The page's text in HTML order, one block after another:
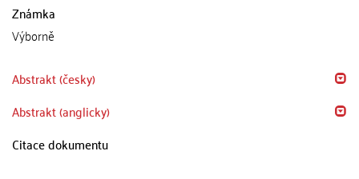
Známka
Výborně
Abstrakt (česky)
Abstrakt (anglicky)
Citace dokumentu